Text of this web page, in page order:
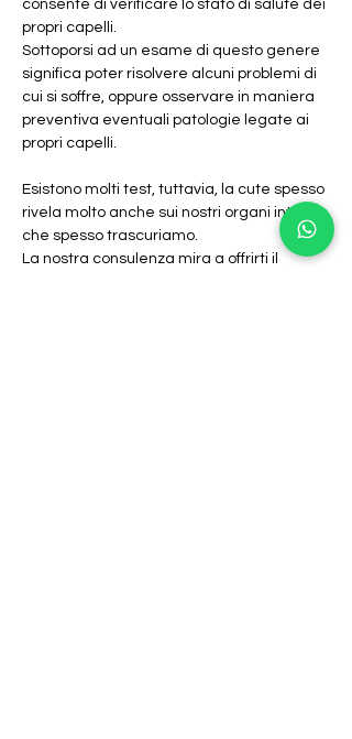
consente di verificare lo stato di salute dei
propri capelli.
Sottoporsi ad un esame di questo genere
significa poter risolvere alcuni problemi di
cui si soffre, oppure osservare in maniera
preventiva eventuali patologie legate ai
propri capelli.
Esistono molti test, tuttavia, la cute spesso
rivela molto anche sui nostri organi interni,
che spesso trascuriamo.
La nostra consulenza mira a offrirti il